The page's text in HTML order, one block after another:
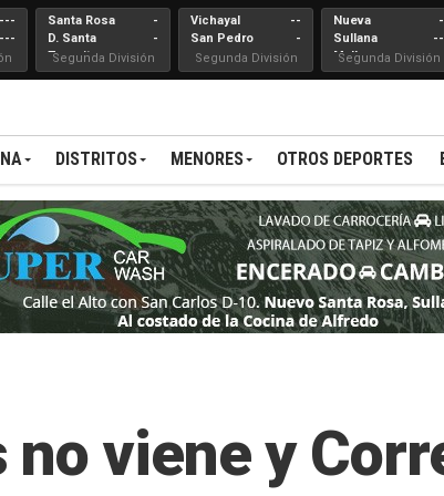
---
---
Santa Rosa
D. Santa
Teresita
-
-
Segunda División
Vichayal
San Pedro
--
-
Segunda División
Nueva
Sullana
Mallares
-
--
Segunda División
DISTRITOS MENORES OTROS DEPORTES
viene y